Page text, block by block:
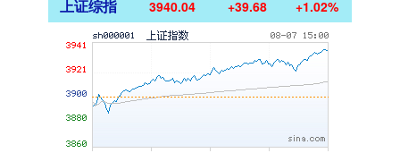
上证综指 3940.04 +39.68 +1.02%